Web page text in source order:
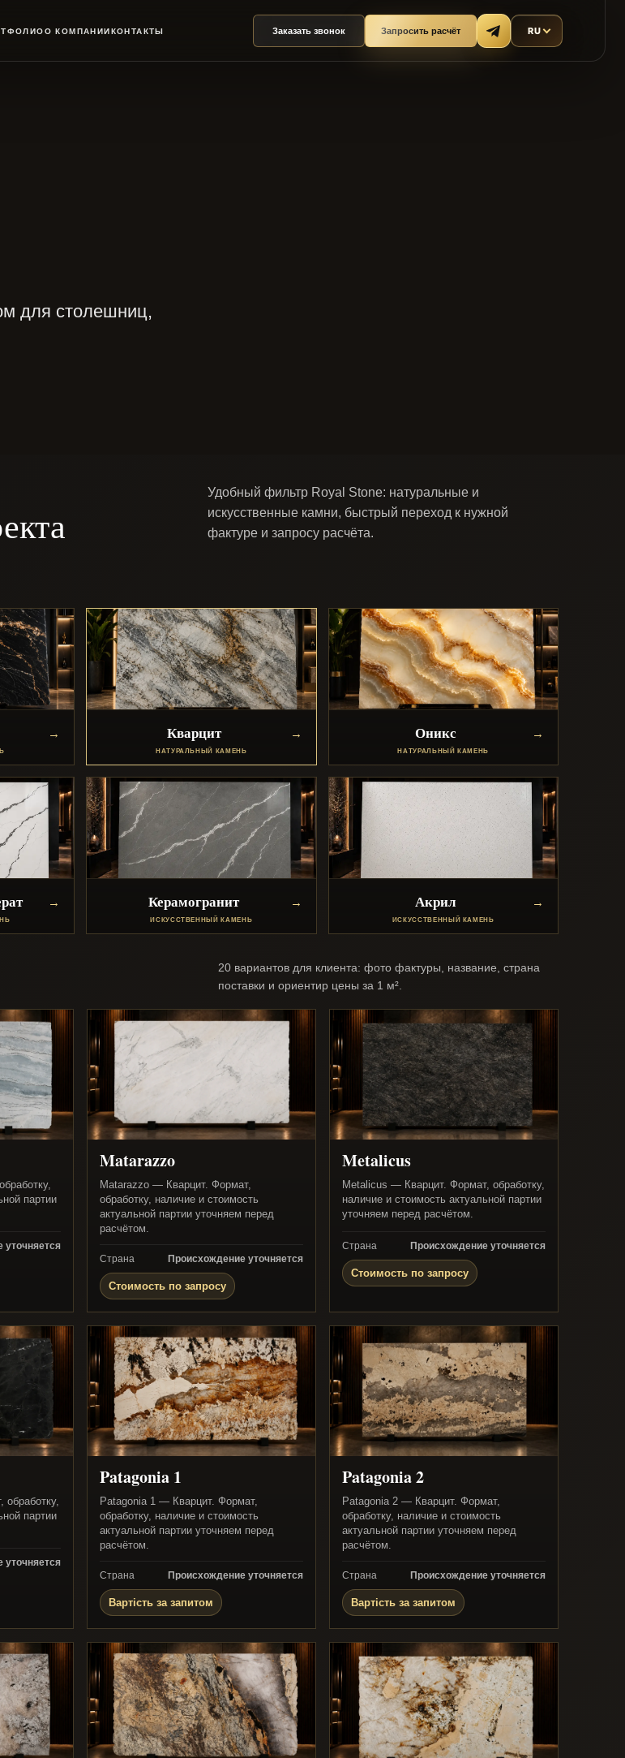
О КОМПАНИИКОНТАКТЫ Заказать звонок Запросить расчёт RU
для столешниц,
Удобный фильтр Royal Stone: натуральные и
искусственные камни, быстрый переход к нужной
фактуре и запросу расчёта.
Кварцит
НАТУРАЛЬНЫЙ КАМЕНЬ
Оникс
НАТУРАЛЬНЫЙ КАМЕНЬ
Керамогранит
ИСКУССТВЕННЫЙ КАМЕНЬ
Акрил
ИСКУССТВЕННЫЙ КАМЕНЬ
20 вариантов для клиента: фото фактуры, название, страна
поставки и ориентир цены за 1 м².
партии
уточняется
Matarazzo
Matarazzo — Кварцит. Формат,
обработку, наличие и стоимость
актуальной партии уточняем перед
расчётом.
Страна Происхождение уточняется
Стоимость по запросу
Metalicus
Metalicus — Кварцит. Формат, обработку,
наличие и стоимость актуальной партии
уточняем перед расчётом.
Страна Происхождение уточняется
Стоимость по запросу
партии
уточняется
Patagonia 1
Patagonia 1 — Кварцит. Формат,
обработку, наличие и стоимость
актуальной партии уточняем перед
расчётом.
Страна Происхождение уточняется
Вартість за запитом
Patagonia 2
Patagonia 2 — Кварцит. Формат,
обработку, наличие и стоимость
актуальной партии уточняем перед
расчётом.
Страна Происхождение уточняется
Вартість за запитом